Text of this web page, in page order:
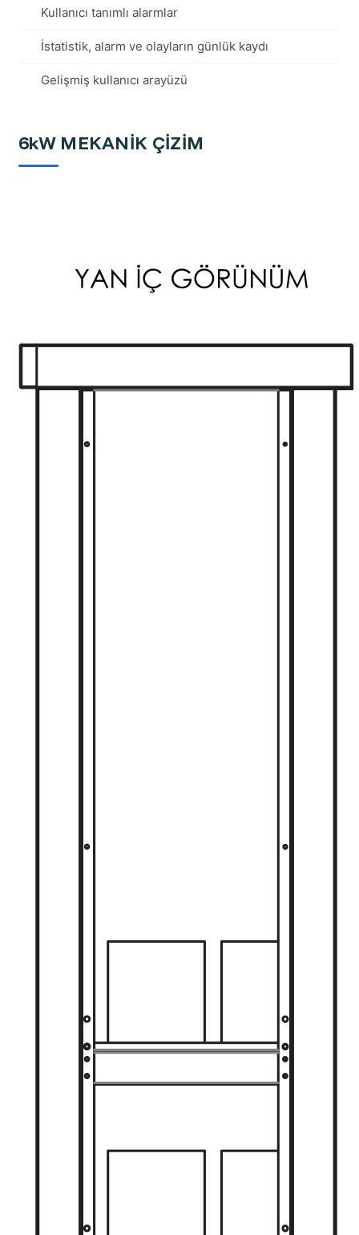
Kullanıcı tanımlı alarmlar
İstatistik, alarm ve olayların günlük kaydı
Gelişmiş kullanıcı arayüzü
6kW MEKANİK ÇİZİM